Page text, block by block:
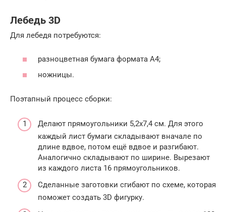
Лебедь 3D
Для лебедя потребуются:
разноцветная бумага формата А4;
ножницы.
Поэтапный процесс сборки:
Делают прямоугольники 5,2х7,4 см. Для этого
каждый лист бумаги складывают вначале по
длине вдвое, потом ещё вдвое и разгибают.
Аналогично складывают по ширине. Вырезают
из каждого листа 16 прямоугольников.
Сделанные заготовки сгибают по схеме, которая
поможет создать 3D фигурку.